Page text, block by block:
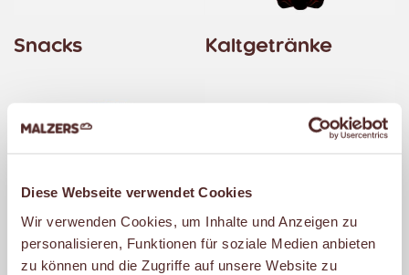
Diese Webseite verwendet Cookies
Wir verwenden Cookies, um Inhalte und Anzeigen zu
personalisieren, Funktionen für soziale Medien anbieten
zu können und die Zugriffe auf unsere Website zu
Snacks Kaltgetränke